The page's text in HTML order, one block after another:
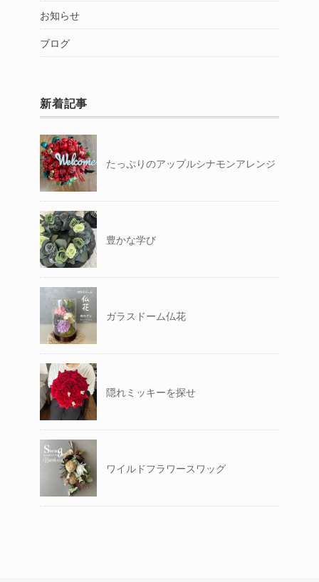
お知らせ
ブログ
新着記事
たっぷりのアップルシナモンアレンジ
豊かな学び
ガラスドーム仏花
隠れミッキーを探せ
ワイルドフラワースワッグ